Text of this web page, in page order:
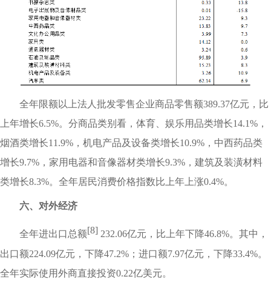
全年限额以上法人批发零售企业商品零售额389.37亿元，比
上年增长6.5%。分商品类别看，体育、娱乐用品类增长14.1%，
烟酒类增长11.9%，机电产品及设备类增长10.9%，中西药品类
增长9.7%，家用电器和音像器材类增长9.3%，建筑及装潢材料
类增长8.3%。全年居民消费价格指数比上年上涨0.4%。
六、对外经济
全年进出口总额[8] 232.06亿元，比上年下降46.8%。其中，
出口额224.09亿元，下降47.2%；进口额7.97亿元，下降33.4%。
全年实际使用外商直接投资0.22亿美元。